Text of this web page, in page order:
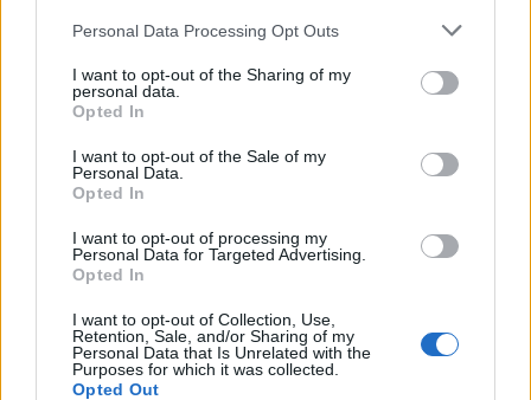
Personal Data Processing Opt Outs
I want to opt-out of the Sharing of my
personal data.
Opted In
I want to opt-out of the Sale of my
Personal Data.
Opted In
I want to opt-out of processing my
Personal Data for Targeted Advertising.
Opted In
I want to opt-out of Collection, Use,
Retention, Sale, and/or Sharing of my
Personal Data that Is Unrelated with the
Purposes for which it was collected.
Opted Out